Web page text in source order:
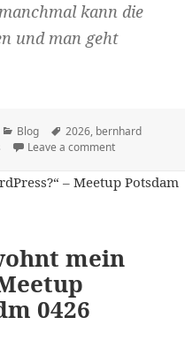
kann die
und man geht
Kategorien
Blog Schlagwörter
2026, bernhard
Leave a comment
mein
0426